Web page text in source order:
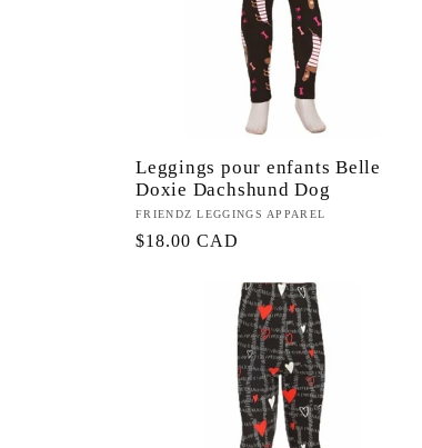
Leggings pour enfants Belle
Doxie Dachshund Dog
Fournisseur :
FRIENDZ LEGGINGS APPAREL
Prix
$18.00 CAD